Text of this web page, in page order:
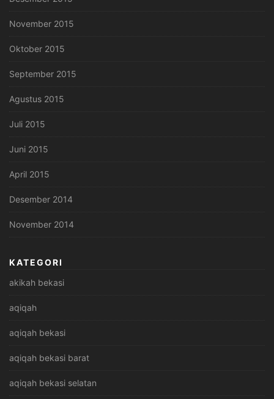
November 2015
Oktober 2015
September 2015
Agustus 2015
Juli 2015
Juni 2015
April 2015
Desember 2014
November 2014
KATEGORI
akikah bekasi
aqiqah
aqiqah bekasi
aqiqah bekasi barat
aqiqah bekasi selatan